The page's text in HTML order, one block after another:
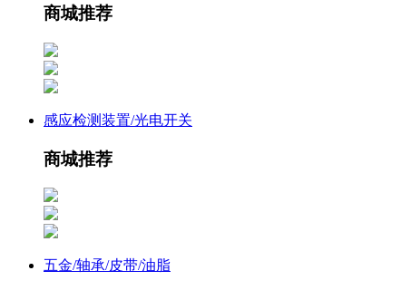
商城推荐
感应检测装置/光电开关
商城推荐
五金/轴承/皮带/油脂